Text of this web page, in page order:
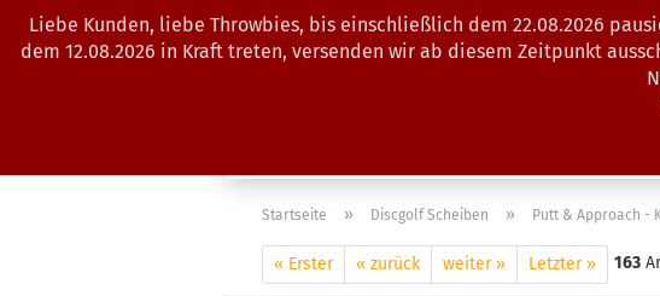
Liebe Kunden, liebe Throwbies, bis einschließlich dem 22.08.2026
dem 12.08.2026 in Kraft treten, versenden wir ab diesem Zeitpunkt
Startseite » Discgolf Scheiben » Putt & Approach -
« Erster « zurück weiter » Letzter » 163